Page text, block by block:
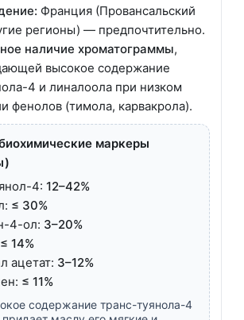
Франция (Провансальский
регионы) — предпочтительно.
наличие хроматограммы,
высокое содержание
4 и линалоола при низком
фенолов (тимола, карвакрола).
маркеры
4: 12–42%
≤ 30%
4-ол: 3–20%
≤ 14%
ацетат: 3–12%
≤ 11%
содержание транс-туянола-4